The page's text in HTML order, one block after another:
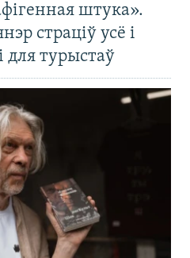
штука».
страціў усё і
для турыстаў